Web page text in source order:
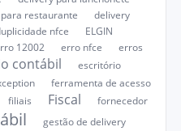
restaurante
delivery
nfce
ELGIN
12002 erro nfce
erros
contábil
escritório
ferramenta de acesso
filiais Fiscal
fornecedor
gestão de delivery